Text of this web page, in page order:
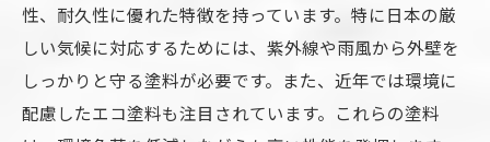
性、耐久性に優れた特徴を持っています。特に日本の厳
しい気候に対応するためには、紫外線や雨風から外壁を
しっかりと守る塗料が必要です。また、近年では環境に
配慮したエコ塗料も注目されています。これらの塗料